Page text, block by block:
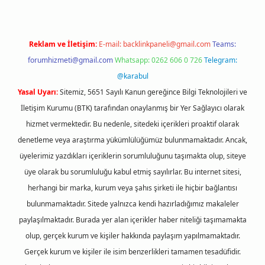
Reklam ve İletişim: E-mail: backlinkpaneli@gmail.comTeams:
forumhizmeti@gmail.comWhatsapp: 0262 606 0 726Telegram:
@karabul
Yasal Uyarı:Sitemiz, 5651 Sayılı Kanun gereğince Bilgi Teknolojileri ve
İletişim Kurumu (BTK) tarafından onaylanmış bir Yer Sağlayıcı olarak
hizmet vermektedir. Bu nedenle, sitedeki içerikleri proaktif olarak
denetleme veya araştırma yükümlülüğümüz bulunmamaktadır. Ancak,
üyelerimiz yazdıkları içeriklerin sorumluluğunu taşımakta olup, siteye
üye olarak bu sorumluluğu kabul etmiş sayılırlar. Bu internet sitesi,
herhangi bir marka, kurum veya şahıs şirketi ile hiçbir bağlantısı
bulunmamaktadır. Sitede yalnızca kendi hazırladığımız makaleler
paylaşılmaktadır. Burada yer alan içerikler haber niteliği taşımamakta
olup, gerçek kurum ve kişiler hakkında paylaşım yapılmamaktadır.
Gerçek kurum ve kişiler ile isim benzerlikleri tamamen tesadüfidir.